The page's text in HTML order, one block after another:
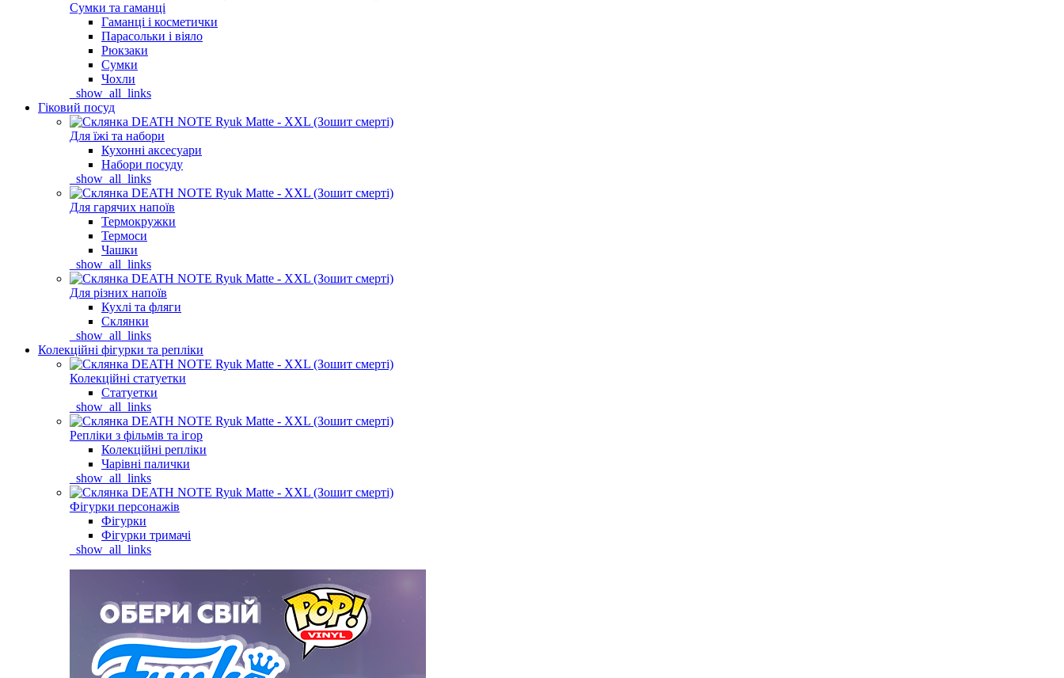
Сумки та гаманці
Гаманці і косметички
Парасольки і віяло
Рюкзаки
Сумки
Чохли
_show_all_links
Гіковий посуд
Для їжі та набори
Кухонні аксесуари
Набори посуду
_show_all_links
Для гарячих напоїв
Термокружки
Термоси
Чашки
_show_all_links
Для різних напоїв
Кухлі та фляги
Склянки
_show_all_links
Колекційні фігурки та репліки
Колекційні статуетки
Статуетки
_show_all_links
Репліки з фільмів та ігор
Колекційні репліки
Чарівні палички
_show_all_links
Фігурки персонажів
Фігурки
Фігурки тримачі
_show_all_links